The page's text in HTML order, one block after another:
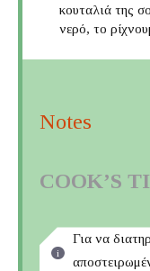
κουταλιά της
νερό, το
Notes
COOK’S
Για να